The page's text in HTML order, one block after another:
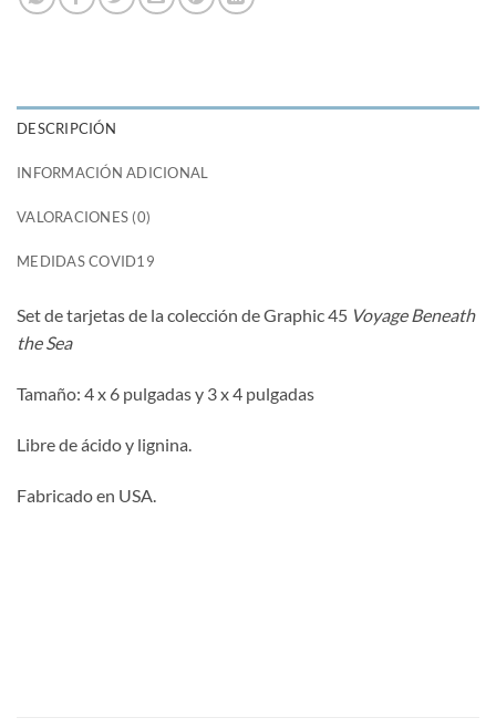
DESCRIPCIÓN
INFORMACIÓN ADICIONAL
VALORACIONES (0)
MEDIDAS COVID19
Set de tarjetas de la colección de Graphic 45 Voyage Beneath
the Sea
Tamaño: 4 x 6 pulgadas y 3 x 4 pulgadas
Libre de ácido y lignina.
Fabricado en USA.